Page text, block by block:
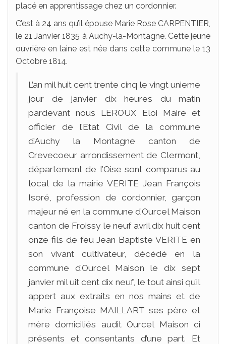
placé en apprentissage chez un cordonnier.
C’est à 24 ans qu’il épouse Marie Rose CARPENTIER,
le 21 Janvier 1835 à Auchy-la-Montagne. Cette jeune
ouvrière en laine est née dans cette commune le 13
Octobre 1814.
L’an mil huit cent trente cinq le vingt unieme
jour de janvier dix heures du matin
pardevant nous LEROUX Eloi Maire et
officier de l’Etat Civil de la commune
d’Auchy la Montagne canton de
Crevecoeur arrondissement de Clermont,
département de l’Oise sont comparus au
local de la mairie VERITE Jean François
Isoré, profession de cordonnier, garçon
majeur né en la commune d’Ourcel Maison
canton de Froissy le neuf avril dix huit cent
onze fils de feu Jean Baptiste VERITE en
son vivant cultivateur, décédé en la
commune d’Ourcel Maison le dix sept
janvier mil uit cent dix neuf, le tout ainsi qu’il
appert aux extraits en nos mains et de
Marie Françoise MAILLART ses père et
mère domiciliés audit Ourcel Maison ci
présents et consentants d’une part. Et